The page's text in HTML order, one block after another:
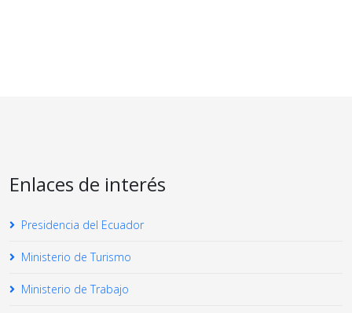
Enlaces de interés
Presidencia del Ecuador
Ministerio de Turismo
Ministerio de Trabajo